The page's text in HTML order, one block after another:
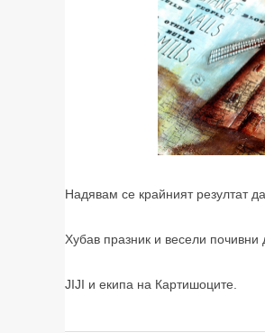
Надявам се крайният резултат
Хубав празник и весели почивни
JIJI и екипа на Картишоците.